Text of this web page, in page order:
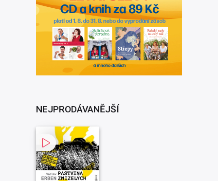
NEJPRODÁVANĚJŠÍ